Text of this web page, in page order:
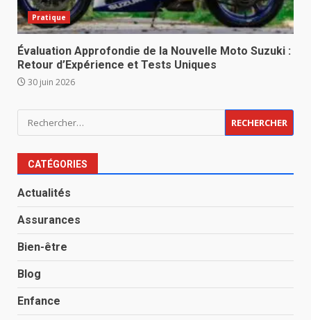
Pratique
Évaluation Approfondie de la Nouvelle Moto Suzuki :
Retour d’Expérience et Tests Uniques
30 juin 2026
Rechercher :
CATÉGORIES
Actualités
Assurances
Bien-être
Blog
Enfance